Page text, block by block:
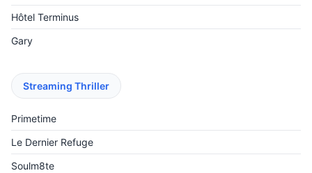
Hôtel Terminus
Gary
Streaming Thriller
Primetime
Le Dernier Refuge
Soulm8te